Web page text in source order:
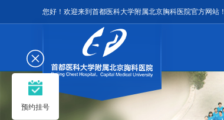
您好！欢迎来到首都医科大学附属北京胸科医院官方网站！
预约挂号